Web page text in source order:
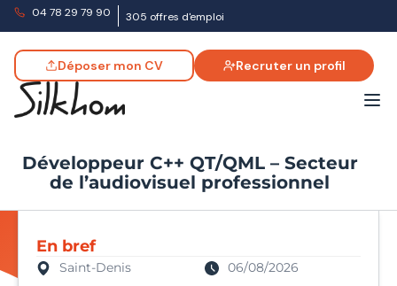
04 78 29 79 90 305 offres d'emploi
Déposer mon CV Recruter un profil
Développeur C++ QT/QML – Secteur
de l’audiovisuel professionnel
En bref
Saint-Denis
06/08/2026